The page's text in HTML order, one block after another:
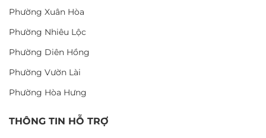
Phường Xuân Hòa
Phường Nhiêu Lộc
Phường Diên Hồng
Phường Vườn Lài
Phường Hòa Hưng
THÔNG TIN HỖ TRỢ